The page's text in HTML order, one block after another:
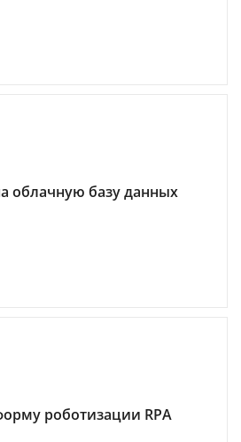
облачную базу данных
роботизации RPA